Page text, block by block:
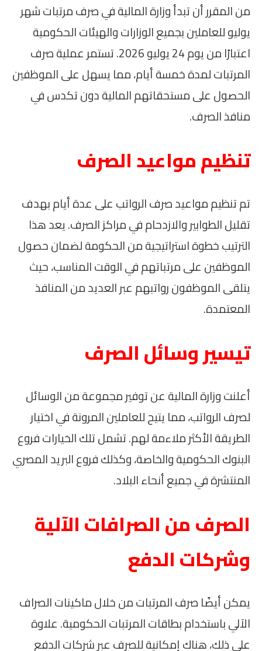
من المقرر أن تبدأ وزارة المالية في صرف مرتبات شهر
يوليو للعاملين بجميع الوزارات والهيئات الحكومية
اعتبارًا من يوم 24 يوليو 2026. تستمر عملية صرف
المرتبات لمدة خمسة أيام، مما يسهل على الموظفين
الحصول على مستحقاتهم المالية دون تكدس في
منافذ الصرف.
تنظيم مواعيد الصرف
تم تنظيم مواعيد صرف الرواتب على عدة أيام بهدف
تقليل الطوابير والازدحام في مراكز الصرف. يعد هذا
الترتيب خطوة استراتيجية من الحكومة لضمان حصول
الموظفين على مرتباتهم في الوقت المناسب، حيث
يتلقى الموظفون رواتبهم عبر العديد من المنافذ
المعتمدة.
تيسير وسائل الصرف
أعلنت وزارة المالية عن توفير مجموعة من الوسائل
لصرف الرواتب، مما يتيح للعاملين المرونة في اختيار
الطريقة الأكثر ملاءمة لهم. تشمل تلك الخيارات فروع
البنوك الحكومية والخاصة، وكذلك فروع البريد المصري
المنتشرة في جميع أنحاء البلاد.
الصرف من الصرافات الآلية
وشركات الدفع
يمكن أيضًا صرف المرتبات من خلال ماكينات الصراف
الآلي باستخدام بطاقات المرتبات الحكومية. علاوة
على ذلك، هناك إمكانية للصرف عبر شركات الدفع